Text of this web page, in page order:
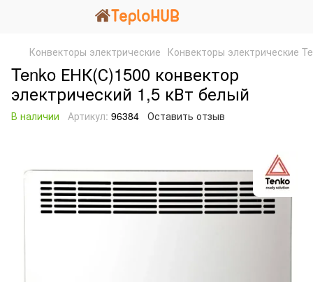
Конвекторы электрические Конвекторы электрические
Tenko ЕНК(С)1500 конвектор
электрический 1,5 кВт белый
В наличии Артикул: 96384 Оставить отзыв